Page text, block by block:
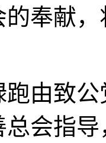
奉献
致公
会指